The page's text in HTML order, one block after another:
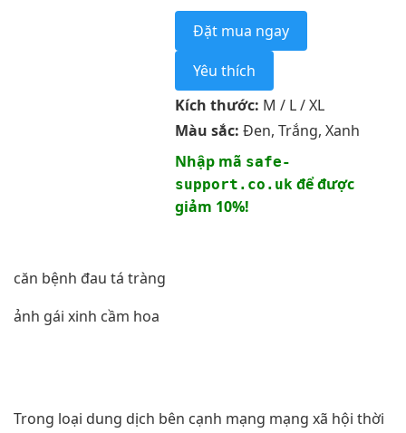
Đặt mua ngay
Yêu thích
Kích thước: M / L / XL
Màu sắc: Đen, Trắng, Xanh
Nhập mã safe-
support.co.ukđể được
giảm 10%!
căn bệnh đau tá tràng
ảnh gái xinh cầm hoa
Trong loại dung dịch bên cạnh mạng mạng xã hội thời